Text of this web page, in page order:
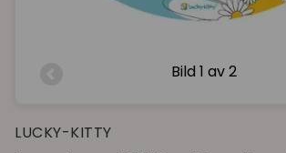
Bild 1 av 2
LUCKY-KITTY